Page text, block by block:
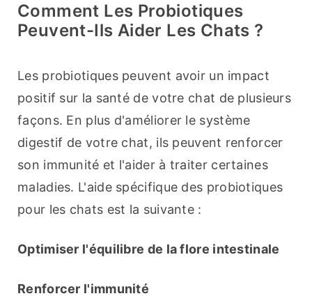
Comment Les Probiotiques
Peuvent-Ils Aider Les Chats ?
Les probiotiques peuvent avoir un impact
positif sur la santé de votre chat de plusieurs
façons. En plus d'améliorer le système
digestif de votre chat, ils peuvent renforcer
son immunité et l'aider à traiter certaines
maladies. L'aide spécifique des probiotiques
pour les chats est la suivante :
Optimiser l'équilibre de la flore intestinale
Renforcer l'immunité